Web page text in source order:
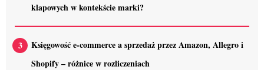
klapowych w kontekście marki?
Księgowość e-commerce a sprzedaż przez Amazon, Allegro i
Shopify – różnice w rozliczeniach